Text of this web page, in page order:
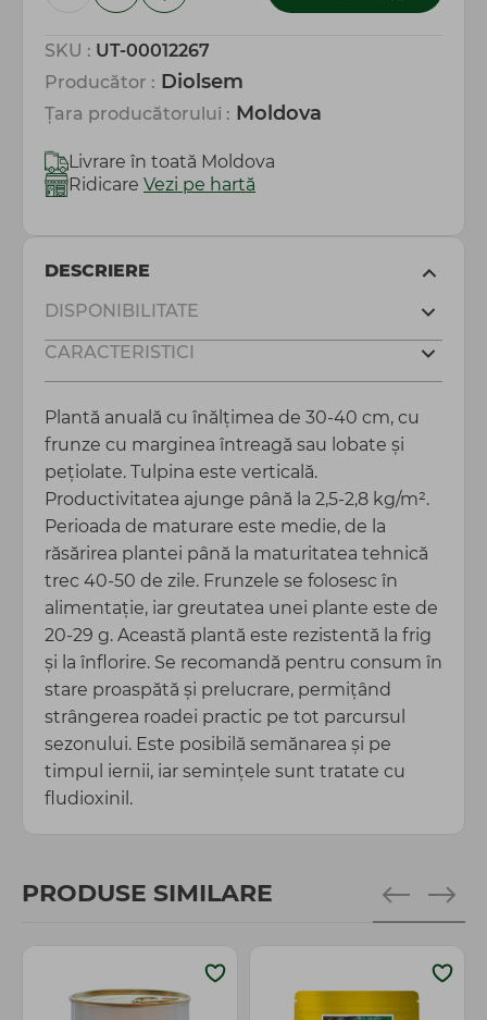
SKU : UT-00012267
Producător : Diolsem
Țara producătorului : Moldova
Livrare în toată Moldova
Ridicare Vezi pe hartă
DESCRIERE
DISPONIBILITATE
CARACTERISTICI
Plantă anuală cu înălțimea de 30-40 cm, cu
frunze cu marginea întreagă sau lobate și
pețiolate. Tulpina este verticală.
Productivitatea ajunge până la 2,5-2,8 kg/m².
Perioada de maturare este medie, de la
răsărirea plantei până la maturitatea tehnică
trec 40-50 de zile. Frunzele se folosesc în
alimentație, iar greutatea unei plante este de
20-29 g. Această plantă este rezistentă la frig
și la înflorire. Se recomandă pentru consum în
stare proaspătă și prelucrare, permițând
strângerea roadei practic pe tot parcursul
sezonului. Este posibilă semănarea și pe
timpul iernii, iar semințele sunt tratate cu
fludioxinil.
PRODUSE SIMILARE